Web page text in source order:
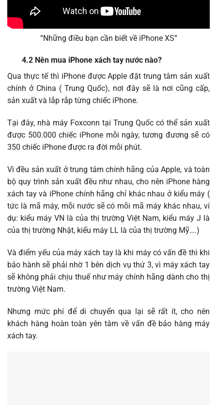
“Những điều bạn cần biết về iPhone XS”
4.2 Nên mua iPhone xách tay nước nào?
Qua thực tế thì iPhone được Apple đặt trung tâm sản xuất
chính ở China ( Trung Quốc), nơi đây sẽ là nơi cũng cấp,
sản xuất và lắp rắp từng chiếc iPhone.
Tại đây, nhà máy Foxconn tại Trung Quốc có thể sản xuất
được 500.000 chiếc iPhone mỗi ngày, tương đương sẽ có
350 chiếc iPhone được ra đời mỗi phút.
Vì đều sản xuất ở trung tâm chính hãng của Apple, và toàn
bộ quy trình sản xuất đều như nhau, cho nên iPhone hàng
xách tay và iPhone chính hãng chỉ khác nhau ở kiểu máy (
tức là mã máy, mỗi nước sẽ có mỗi mã máy khác nhau, ví
dụ: kiểu máy VN là của thị trường Việt Nam, kiểu máy J là
của thị trường Nhật, kiểu máy LL là của thị trường Mỹ….)
Và điểm yếu của máy xách tay là khi máy có vấn đề thì khi
bảo hành sẽ phải nhờ 1 bên dịch vụ thứ 3, vì máy xách tay
sẽ không phải chịu thuế như máy chính hãng dành cho thị
trường Việt Nam.
Nhưng mức phí để di chuyển qua lại sẽ rất ít, cho nên
khách hàng hoàn toàn yên tâm về vấn đề bảo hàng máy
xách tay.